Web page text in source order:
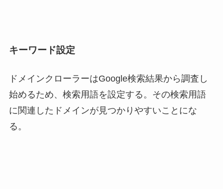
キーワード設定
ドメインクローラーはGoogle検索結果から調査し
始めるため、検索用語を設定する。その検索用語
に関連したドメインが見つかりやすいことにな
る。